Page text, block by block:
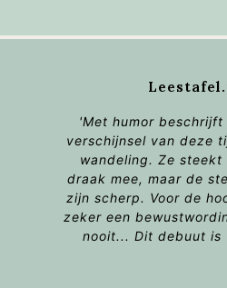
'Met humor beschrijft
verschijnsel van deze
wandeling. Ze
draak mee, maar de
zijn scherp. Voor de
zeker een
nooit... Dit debuut is